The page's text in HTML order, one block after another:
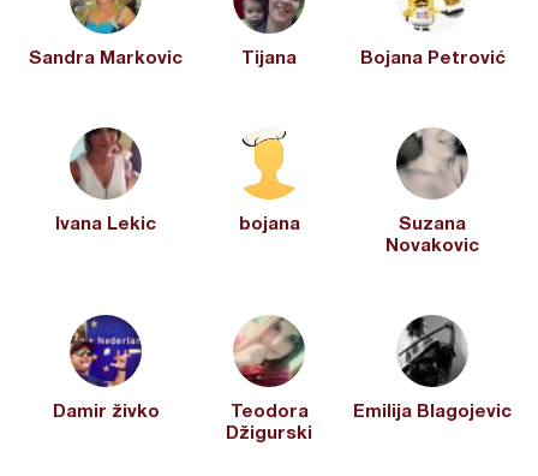
Sandra Markovic Tijana Bojana Petrović
Ivana Lekic bojana
Suzana
Novakovic
Damir živko
Teodora
Džigurski
Emilija Blagojevic